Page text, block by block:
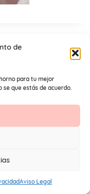
de
para tu mejor
se que estás de acuerdo.
Aviso Legal
de datos
Navarro. Todos los